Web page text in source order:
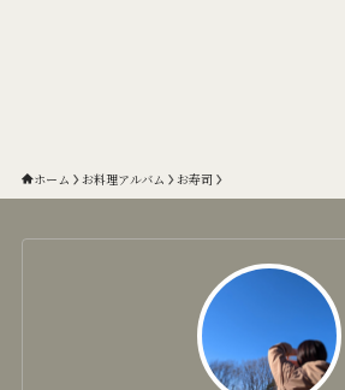
ホーム お料理アルバム お寿司